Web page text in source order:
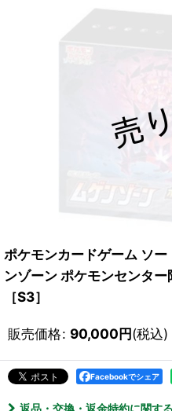
ポケモンカードゲーム ソ
ンゾーン ポケモンセンター
［S3］
販売価格: 90,000円(税込)
Facebookでシェア
返品・交換・返金特約に関す